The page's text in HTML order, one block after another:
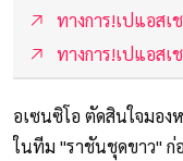
ทางการ!เปแอสเ
ทางการ!เปแอสเ
อเซนซิโอ ตัดสินใจมอง
ในทีม "ราชันชุดขาว" ก่